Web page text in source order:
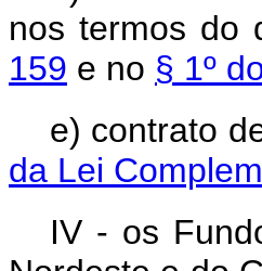
nos termos do
159 e no § 1º
e) contrato
da Lei
IV - os